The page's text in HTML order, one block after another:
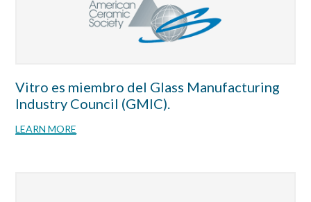
Vitro es miembro del Glass Manufacturing
Industry Council (GMIC).
LEARN MORE